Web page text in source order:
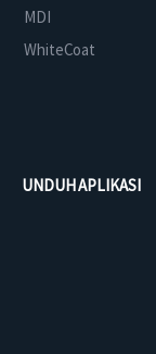
MDI
WhiteCoat
UNDUH APLIKASI